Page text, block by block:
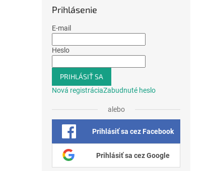
Prihlásenie
E-mail
Heslo
PRIHLÁSIŤ SA
Nová registráciaZabudnuté heslo
alebo
Prihlásiť sa cez Facebook
Prihlásiť sa cez Google